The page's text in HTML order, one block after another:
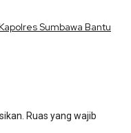
Sumbawa Bantu
Ruas yang wajib